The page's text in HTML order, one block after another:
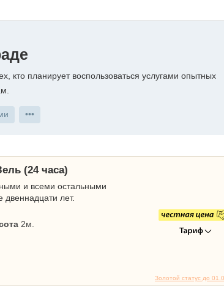
кто планирует воспользоваться услугами опытных
•••
Золотой статус до
(24 часа)
и всеми остальными
лет.
2м.